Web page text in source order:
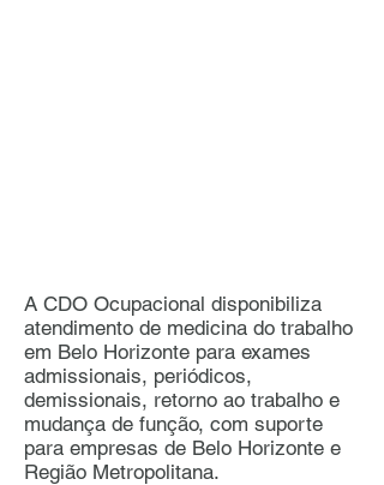
A CDO Ocupacional disponibiliza
atendimento de medicina do trabalho
em Belo Horizonte para exames
admissionais, periódicos,
demissionais, retorno ao trabalho e
mudança de função, com suporte
para empresas de Belo Horizonte e
Região Metropolitana.